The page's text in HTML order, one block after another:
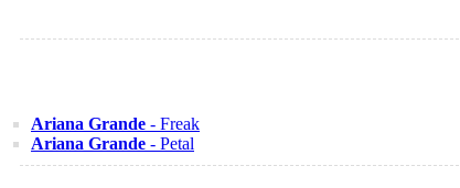
Ariana Grande - Freak
Ariana Grande - Petal